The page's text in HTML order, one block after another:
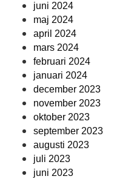
juni 2024
maj 2024
april 2024
mars 2024
februari 2024
januari 2024
december 2023
november 2023
oktober 2023
september 2023
augusti 2023
juli 2023
juni 2023